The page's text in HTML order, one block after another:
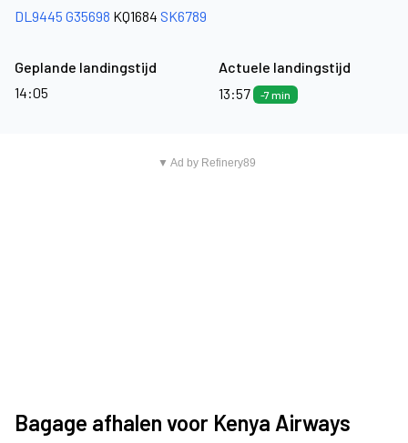
DL9445 G35698 KQ1684 SK6789
Geplande landingstijd
14:05
Actuele landingstijd
13:57
-7 min
▼ Ad by Refinery89
Bagage afhalen voor Kenya Airways